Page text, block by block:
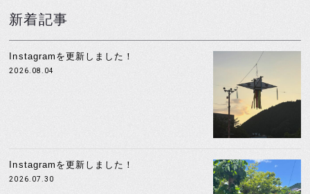
新着記事
Instagramを更新しました！
2026.08.04
Instagramを更新しました！
2026.07.30